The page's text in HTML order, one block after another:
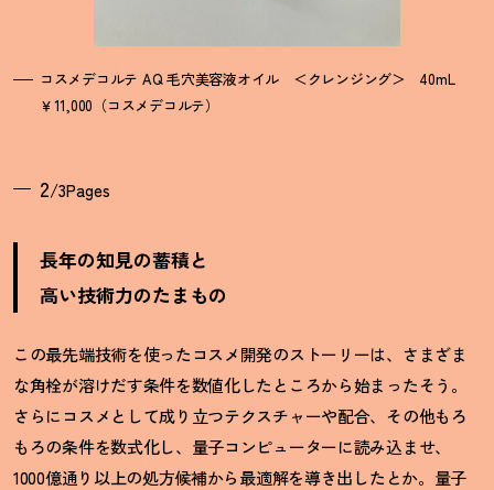
コスメデコルテ AQ 毛穴美容液オイル ＜クレンジング＞ 40mL
￥11,000（コスメデコルテ）
2/3Pages
長年の知見の蓄積と
高い技術力のたまもの
この最先端技術を使ったコスメ開発のストーリーは、さまざま
な角栓が溶けだす条件を数値化したところから始まったそう。
さらにコスメとして成り立つテクスチャーや配合、その他もろ
もろの条件を数式化し、量子コンピューターに読み込ませ、
1000億通り以上の処方候補から最適解を導き出したとか。量子